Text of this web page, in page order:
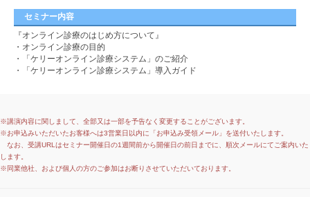
セミナー内容
『オンライン診療のはじめ方について』
・オンライン診療の目的
・「ケリーオンライン診療システム」のご紹介
・「ケリーオンライン診療システム」導入ガイド
※講演内容に関しまして、全部又は一部を予告なく変更することがございます。
※お申込みいただいたお客様へは3営業日以内に「お申込み受領メール」を送付いたします。
なお、受講URLはセミナー開催日の1週間前から開催日の前日までに、順次メールにてご案内いた
します。
※同業他社、および個人の方のご参加はお断りさせていただいております。